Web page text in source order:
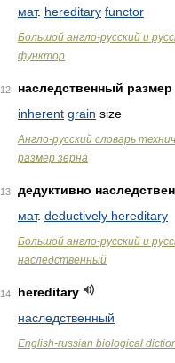
мат. hereditary functor
Большой англо-русский и
функтор
12
наследственный размер
inherent grain size
Англо-русский словарь
размер зерна
13
дедуктивно
мат. deductively hereditary
Большой англо-русский и
наследственный
14
hereditary
наследственный
English-russian biological